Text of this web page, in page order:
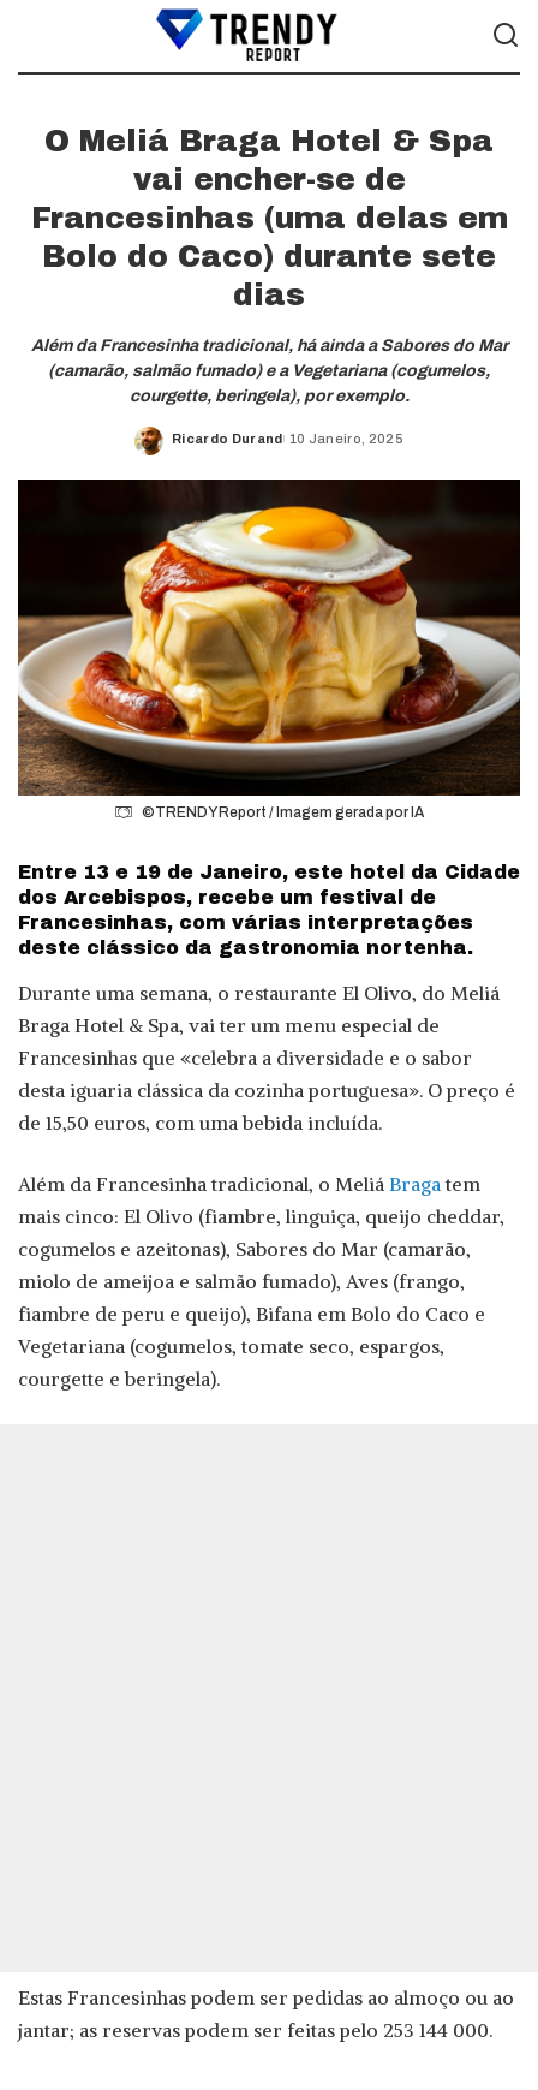
O Meliá Braga Hotel & Spa
vai encher-se de
Francesinhas (uma delas em
Bolo do Caco) durante sete
dias
Além da Francesinha tradicional, há ainda a Sabores do Mar
(camarão, salmão fumado) e a Vegetariana (cogumelos,
courgette, beringela), por exemplo.
Posted
Ricardo Durand 10 Janeiro, 2025
©TRENDY Report / Imagem gerada por IA
Entre 13 e 19 de Janeiro, este hotel da Cidade
dos Arcebispos, recebe um festival de
Francesinhas, com várias interpretações
deste clássico da gastronomia nortenha.
Durante uma semana, o restaurante El Olivo, do Meliá
Braga Hotel & Spa, vai ter um menu especial de
Francesinhas que «celebra a diversidade e o sabor
desta iguaria clássica da cozinha portuguesa». O preço é
de 15,50 euros, com uma bebida incluída.
Além da Francesinha tradicional, o Meliá Braga tem
mais cinco: El Olivo (fiambre, linguiça, queijo cheddar,
cogumelos e azeitonas), Sabores do Mar (camarão,
miolo de ameijoa e salmão fumado), Aves (frango,
fiambre de peru e queijo), Bifana em Bolo do Caco e
Vegetariana (cogumelos, tomate seco, espargos,
courgette e beringela).
Estas Francesinhas podem ser pedidas ao almoço ou ao
jantar; as reservas podem ser feitas pelo 253 144 000.